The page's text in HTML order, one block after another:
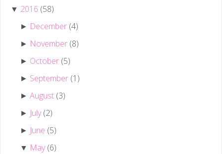
▼ 2016 (58)
► December (4)
► November (8)
► October (5)
► September (1)
►August (3)
► July (2)
► June (5)
▼ May (6)